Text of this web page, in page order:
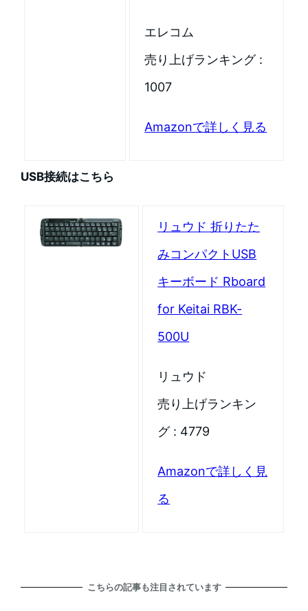
エレコム
売り上げランキング :
1007
Amazonで詳しく見る
USB接続はこちら
リュウド 折りたた
みコンパクトUSB
キーボード Rboard
for Keitai RBK-
500U
リュウド
売り上げランキン
グ : 4779
Amazonで詳しく見
る
こちらの記事も注目されています